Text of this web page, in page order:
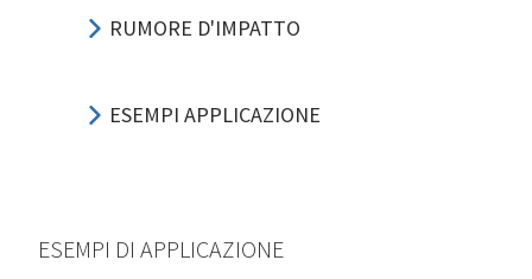
RUMORE D'IMPATTO
ESEMPI APPLICAZIONE
ESEMPI DI APPLICAZIONE